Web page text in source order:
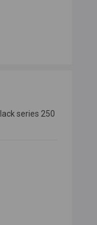
series 250